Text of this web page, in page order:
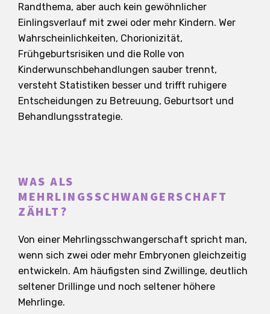
Randthema, aber auch kein gewöhnlicher
Einlingsverlauf mit zwei oder mehr Kindern. Wer
Wahrscheinlichkeiten, Chorionizität,
Frühgeburtsrisiken und die Rolle von
Kinderwunschbehandlungen sauber trennt,
versteht Statistiken besser und trifft ruhigere
Entscheidungen zu Betreuung, Geburtsort und
Behandlungsstrategie.
WAS ALS
MEHRLINGSSCHWANGERSCHAFT
ZÄHLT?
Von einer Mehrlingsschwangerschaft spricht man,
wenn sich zwei oder mehr Embryonen gleichzeitig
entwickeln. Am häufigsten sind Zwillinge, deutlich
seltener Drillinge und noch seltener höhere
Mehrlinge.